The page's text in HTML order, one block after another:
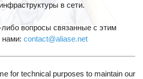
в сети.
либо вопросы связанные с этим
нами: contact@aliase.net
for technical purposes to maintain our